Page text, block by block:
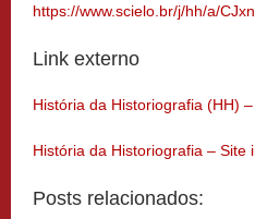
https://www.scielo.br/j/hh/a/
Link externo
História da Historiografia (HH)
História da Historiografia – Site
Posts relacionados: